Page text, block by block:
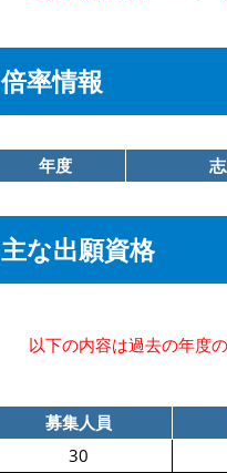
倍率情報
年度
主な出願資格
以下の内容は過去の年度の
募集人員
30